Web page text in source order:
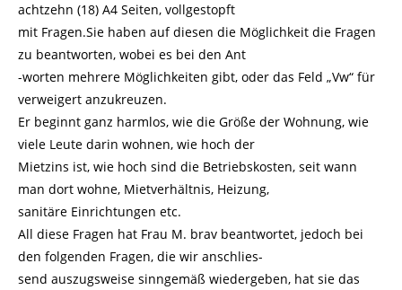
achtzehn (18) A4 Seiten, vollgestopft
mit Fragen.Sie haben auf diesen die Möglichkeit die Fragen
zu beantworten, wobei es bei den Ant
-worten mehrere Möglichkeiten gibt, oder das Feld „Vw“ für
verweigert anzukreuzen.
Er beginnt ganz harmlos, wie die Größe der Wohnung, wie
viele Leute darin wohnen, wie hoch der
Mietzins ist, wie hoch sind die Betriebskosten, seit wann
man dort wohne, Mietverhältnis, Heizung,
sanitäre Einrichtungen etc.
All diese Fragen hat Frau M. brav beantwortet, jedoch bei
den folgenden Fragen, die wir anschlies-
send auszugsweise sinngemäß wiedergeben, hat sie das